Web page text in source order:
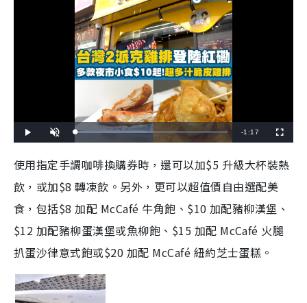
l
n
t
e
L
o
e
d
6
0
R
a
i
n
i
-1:17
u
s
c
e
e
使用指定手調咖啡換購券時，還可以加$5 升級大杯裝熱
飲，或加$8 轉凍飲。另外，更可以超值價自由選配美
食，包括$8 加配 McCafé 牛角飽、$10 加配豬柳漢堡、
$12 加配豬柳蛋漢堡或魚柳飽、$15 加配 McCafé 火腿
扒蛋沙律意式飽或$20 加配 McCafé 紐約芝士蛋糕。